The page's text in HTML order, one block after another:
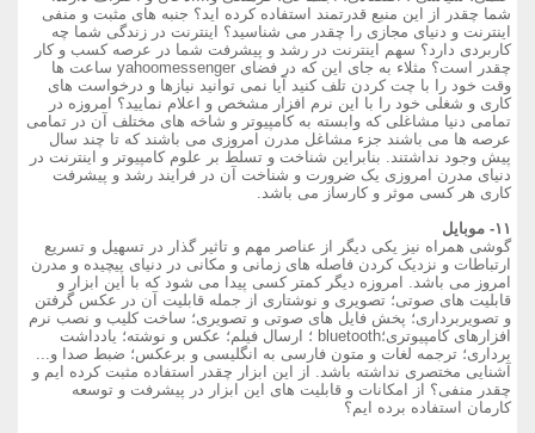
شما چقدر از این منبع قدرتمند استفاده کرده اید؟ جنبه های مثبت و منفی
اینترنت و دنیای مجازی را چقدر می شناسید؟ اینترنت در زندگی شما چه
کاربردی دارد؟ سهم اینترنت در رشد و پیشرفت شما در عرصه کسب و کار
چقدر است؟ مثلاء به جای این که در فضای yahoomessenger ساعت ها
وقت خود را با چت کردن تلف کنید آیا نمی توانید نیازها و درخواست های
کاری و شغلی خود را با این نرم افزار مشخص و اعلام نمایید؟ امروزه در
تمامی دنیا مشاغلی که وابسته به کامپیوتر و شاخه های مختلف آن در تمامی
عرصه ها می باشند جزء مشاغل مدرن امروزی می باشند که تا چند سال
پیش وجود نداشتند. بنابراین شناخت و تسلط بر علوم کامپیوتر و اینترنت در
دنیای مدرن امروزی یک ضرورت و شناخت آن در فرایند رشد و پیشرفت
کاری هر کسی موثر و کارساز می باشد.
۱۱- موبایل
گوشی همراه نیز یکی دیگر از عناصر مهم و تاثیر گذار در تسهیل و تسریع
ارتباطات و نزدیک کردن فاصله های زمانی و مکانی در دنیای پیچیده و مدرن
امروز می باشد. امروزه دیگر کمتر کسی پیدا می شود که با این ابزار و
قابلیت های صوتی؛ تصویری و نوشتاری از جمله قابلیت آن در عکس گرفتن
و تصویربرداری؛ پخش فایل های صوتی و تصویری؛ ساخت کلیب و نصب نرم
افزارهای کامپیوتری؛bluetooth ؛ ارسال فیلم؛ عکس و نوشته؛ یادداشت
برداری؛ ترجمه لغات و متون فارسی به انگلیسی و برعکس؛ ضبط صدا و...
آشنایی مختصری نداشته باشد. از این ابزار چقدر استفاده مثبت کرده ایم و
چقدر منفی؟ از امکانات و قابلیت های این ابزار در پیشرفت و توسعه
کارمان استفاده برده ایم؟